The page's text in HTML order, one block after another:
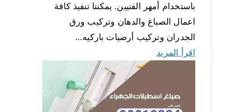
باستخدام أمهر الفنيين. يمكننا تنفيذ كافة
اعمال الصباغ والدهان وتركيب ورق
الجدران وتركيب أرضيات باركيه…
اقرأ المزيد